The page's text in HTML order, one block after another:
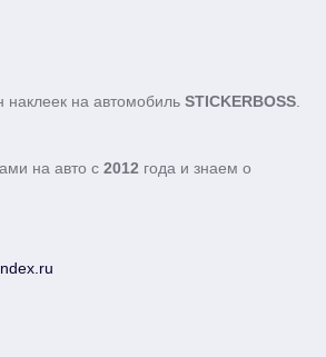
наклеек на автомобиль STICKERBOSS
на авто с 2012 года и знаем о